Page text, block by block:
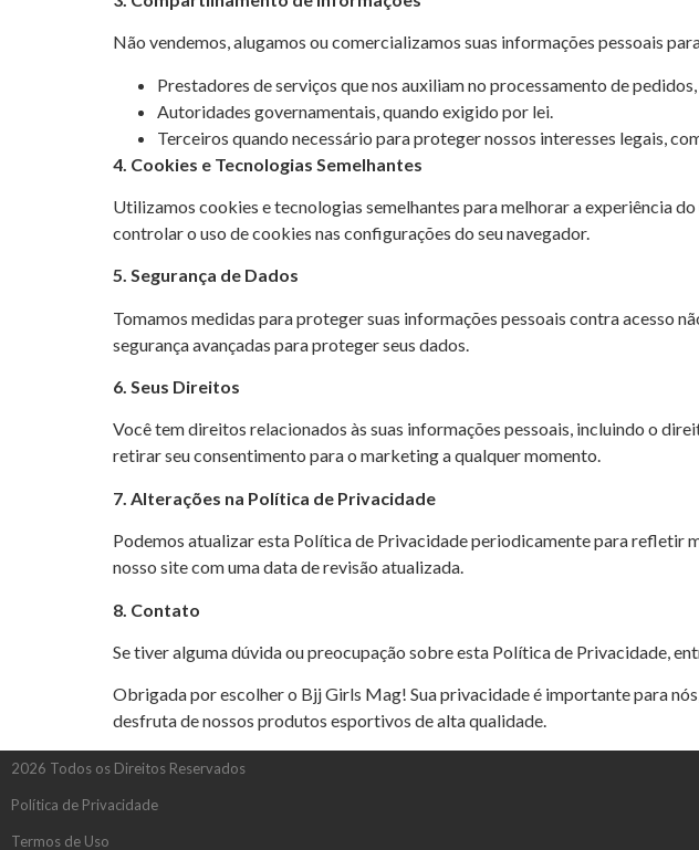
Não vendemos, alugamos ou comercializamos suas informações pessoais
Prestadores de serviços que nos auxiliam no processamento de
Autoridades governamentais, quando exigido por lei.
Terceiros quando necessário para proteger nossos interesses legais,
4. Cookies e Tecnologias Semelhantes
Utilizamos cookies e tecnologias semelhantes para melhorar a experiência
controlar o uso de cookies nas configurações do seu navegador.
5. Segurança de Dados
Tomamos medidas para proteger suas informações pessoais contra acesso
segurança avançadas para proteger seus dados.
6. Seus Direitos
Você tem direitos relacionados às suas informações pessoais, incluindo o
retirar seu consentimento para o marketing a qualquer momento.
7. Alterações na Política de Privacidade
Podemos atualizar esta Política de Privacidade periodicamente para refletir
nosso site com uma data de revisão atualizada.
8. Contato
Se tiver alguma dúvida ou preocupação sobre esta Política de Privacidade,
Obrigada por escolher o Bjj Girls Mag! Sua privacidade é importante para
desfruta de nossos produtos esportivos de alta qualidade.
2026 Todos os Direitos Reservados
Política de Privacidade
Termos de Uso